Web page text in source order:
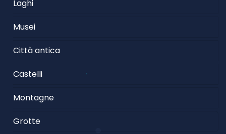
Laghi
Musei
Città antica
Castelli
Montagne
Grotte